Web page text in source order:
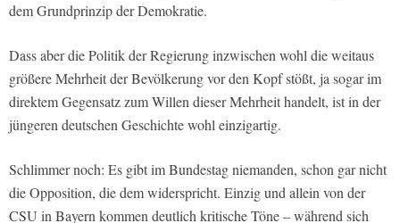
dem Grundprinzip der Demokratie.
Dass aber die Politik der Regierung inzwischen wohl die weitaus
größere Mehrheit der Bevölkerung vor den Kopf stößt, ja sogar im
direktem Gegensatz zum Willen dieser Mehrheit handelt, ist in der
jüngeren deutschen Geschichte wohl einzigartig.
Schlimmer noch: Es gibt im Bundestag niemanden, schon gar nicht
die Opposition, die dem widerspricht. Einzig und allein von der
CSU in Bayern kommen deutlich kritische Töne – während sich